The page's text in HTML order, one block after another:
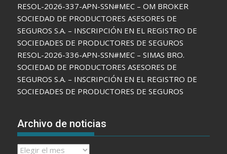
RESOL-2026-337-APN-SSN#MEC – OM BROKER
SOCIEDAD DE PRODUCTORES ASESORES DE
SEGUROS S.A. – INSCRIPCIÓN EN EL REGISTRO DE
SOCIEDADES DE PRODUCTORES DE SEGUROS
RESOL-2026-336-APN-SSN#MEC – SIMAS BRO.
SOCIEDAD DE PRODUCTORES ASESORES DE
SEGUROS S.A. – INSCRIPCIÓN EN EL REGISTRO DE
SOCIEDADES DE PRODUCTORES DE SEGUROS
Archivo de noticias
Archivo